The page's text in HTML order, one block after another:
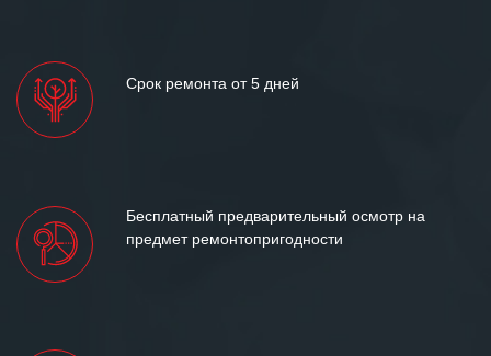
Срок ремонта от 5 дней
Бесплатный предварительный осмотр на
предмет ремонтопригодности